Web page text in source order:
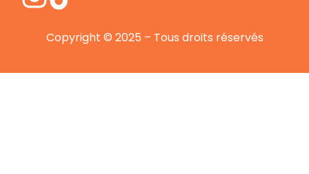
Copyright © 2025 – Tous droits réservés